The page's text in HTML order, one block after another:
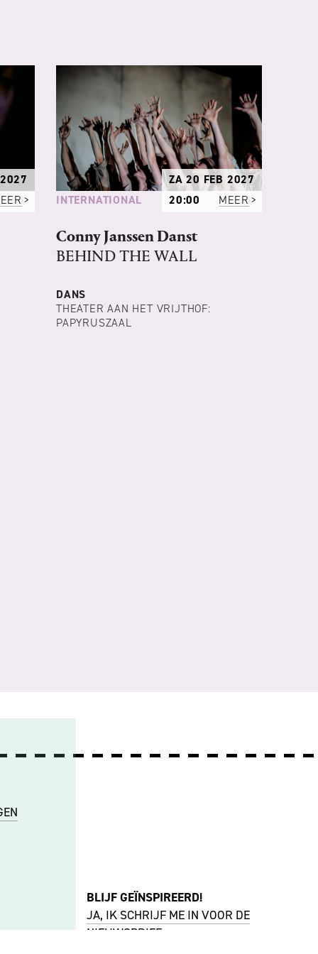
INTERNATIONAL
ZA 20 FEB 2027
20:00
MEER
Conny Janssen Danst
BEHIND THE WALL
DANS
THEATER AAN HET VRIJTHOF:
PAPYRUSZAAL
BLIJF GEÏNSPIREERD!
JA, IK SCHRIJF ME IN VOOR DE
NIEUWSBRIEF